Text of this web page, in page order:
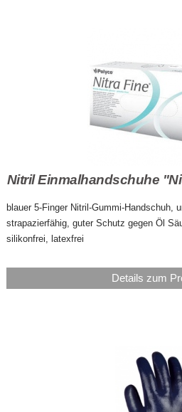
Nitril Einmalhandschuhe
blauer 5-Finger Nitril-Gummi-Handschuh,
strapazierfähig, guter Schutz gegen Öl
silikonfrei, latexfrei
Details zum